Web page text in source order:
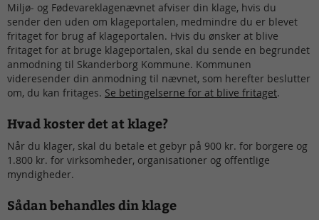
Miljø- og Fødevareklagenævnet afviser din klage, hvis du
sender den uden om klageportalen, medmindre du er blevet
fritaget for brug af klageportalen. Hvis du ønsker at blive
fritaget for at bruge klageportalen, skal du sende en begrundet
anmodning til Skanderborg Kommune. Kommunen
videresender din anmodning til nævnet, som herefter beslutter
om, du kan fritages. Se betingelserne for at blive fritaget.
Hvad koster det at klage?
Når du klager, skal du betale et gebyr på 900 kr. for borgere og
1.800 kr. for virksomheder, organisationer og offentlige
myndigheder.
Sådan behandles din klage